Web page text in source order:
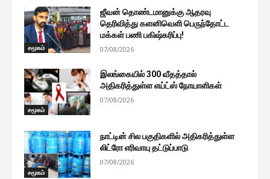
சமூகம்
ஜீவன் தொண்டமானுக்கு ஆதரவு
தெரிவித்து களனிவெளி பெருந்தோட்ட
மக்கள் பணி பகிஷ்கரிப்பு!
07/08/2026
சமூகம்
இலங்கையில் 300 வீதத்தால்
அதிகரித்துள்ள எய்ட்ஸ் நோயாளிகள்
07/08/2026
சமூகம்
நாட்டின் சில பகுதிகளில் அதிகரித்துள்ள
லிட்ரோ எரிவாயு தட்டுப்பாடு
07/08/2026